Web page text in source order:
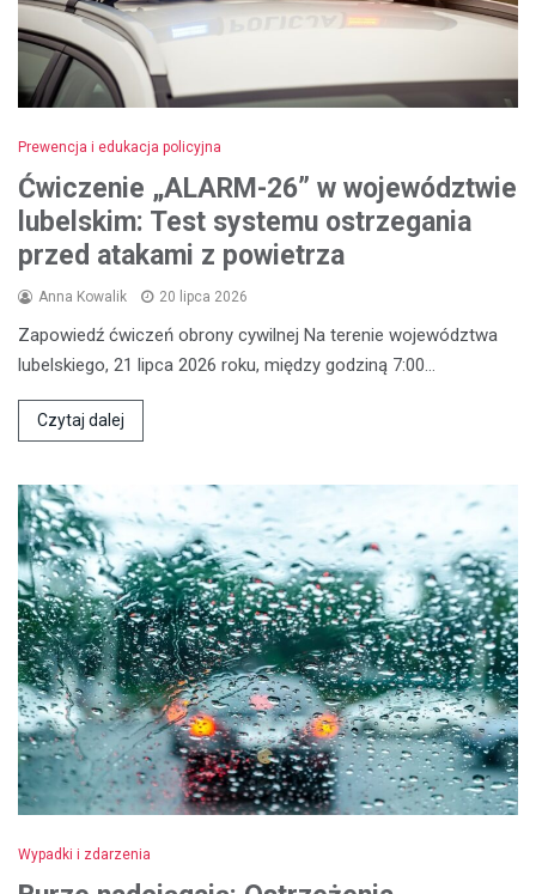
Prewencja i edukacja policyjna
Ćwiczenie „ALARM-26” w województwie
lubelskim: Test systemu ostrzegania
przed atakami z powietrza
Anna Kowalik 20 lipca 2026
Zapowiedź ćwiczeń obrony cywilnej Na terenie województwa
lubelskiego, 21 lipca 2026 roku, między godziną 7:00…
Czytaj dalej
Wypadki i zdarzenia